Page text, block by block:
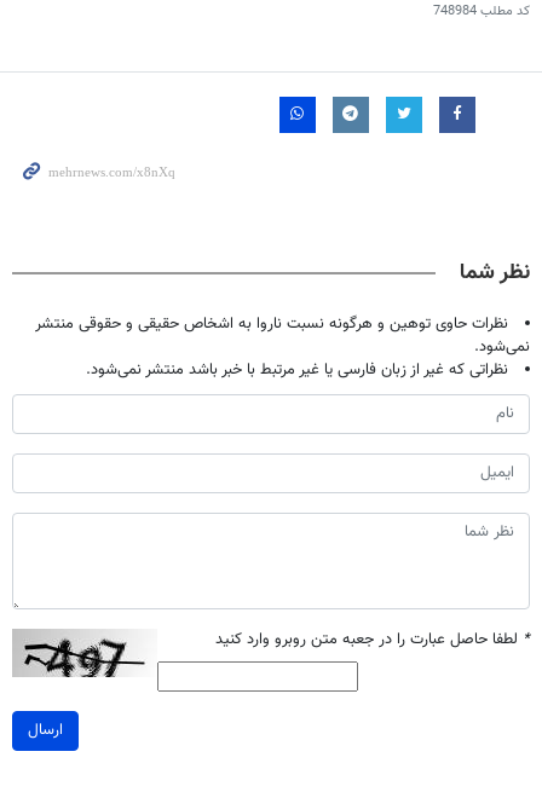
کد مطلب748984
نظر شما
نظرات حاوی توهین و هرگونه نسبت ناروا به اشخاص حقیقی و حقوقی منتشر
نمی‌شود.
نظراتی که غیر از زبان فارسی یا غیر مرتبط با خبر باشد منتشر نمی‌شود.
* لطفا حاصل عبارت را در جعبه متن روبرو وارد کنید
ارسال